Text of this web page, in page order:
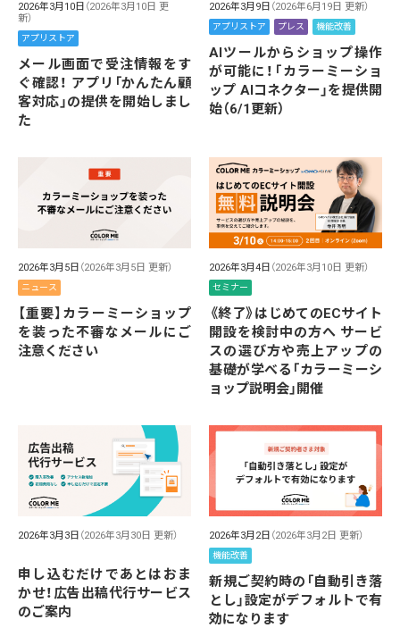
2026年3月10日 （2026年3月10日 更
新）
アプリストア
メール画面で受注情報をす
ぐ確認！ アプリ「かんたん顧
客対応」の提供を開始しまし
た
2026年3月9日 （2026年6月19日 更新）
アプリストア プレス 機能改善
AIツールからショップ操作
が可能に！「カラーミーショ
ップ AIコネクター」を提供開
始（6/1更新）
2026年3月5日 （2026年3月5日 更新）
ニュース
【重要】カラーミーショップ
を装った不審なメールにご
注意ください
2026年3月4日 （2026年3月10日 更新）
セミナー
《終了》はじめてのECサイト
開設を検討中の方へ サービ
スの選び方や売上アップの
基礎が学べる「カラーミーシ
ョップ説明会」開催
2026年3月3日 （2026年3月30日 更新）
申し込むだけであとはおま
かせ！広告出稿代行サービス
のご案内
2026年3月2日 （2026年3月2日 更新）
機能改善
新規ご契約時の「自動引き落
とし」設定がデフォルトで有
効になります